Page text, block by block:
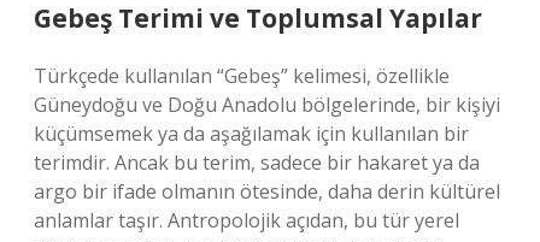
Gebeş Terimi ve Toplumsal Yapılar
Türkçede kullanılan “Gebeş” kelimesi, özellikle
Güneydoğu ve Doğu Anadolu bölgelerinde, bir kişiyi
küçümsemek ya da aşağılamak için kullanılan bir
terimdir. Ancak bu terim, sadece bir hakaret ya da
argo bir ifade olmanın ötesinde, daha derin kültürel
anlamlar taşır. Antropolojik açıdan, bu tür yerel